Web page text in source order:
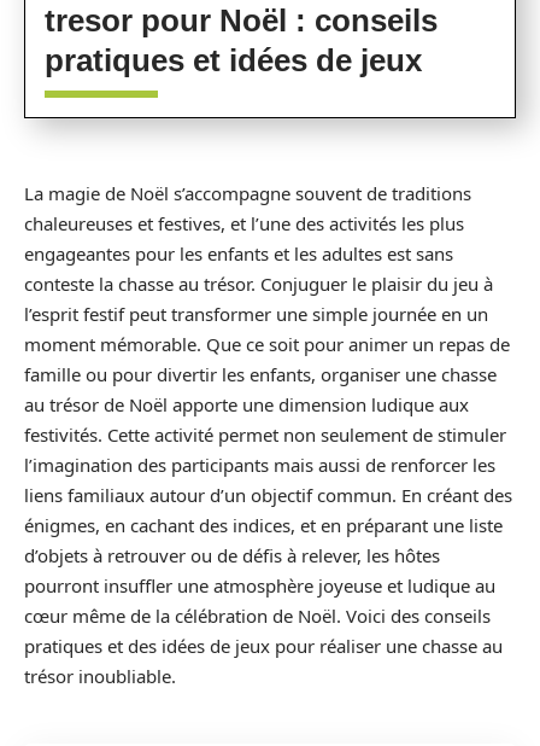
tresor pour Noël : conseils
pratiques et idées de jeux
La magie de Noël s’accompagne souvent de traditions
chaleureuses et festives, et l’une des activités les plus
engageantes pour les enfants et les adultes est sans
conteste la chasse au trésor. Conjuguer le plaisir du jeu à
l’esprit festif peut transformer une simple journée en un
moment mémorable. Que ce soit pour animer un repas de
famille ou pour divertir les enfants, organiser une chasse
au trésor de Noël apporte une dimension ludique aux
festivités. Cette activité permet non seulement de stimuler
l’imagination des participants mais aussi de renforcer les
liens familiaux autour d’un objectif commun. En créant des
énigmes, en cachant des indices, et en préparant une liste
d’objets à retrouver ou de défis à relever, les hôtes
pourront insuffler une atmosphère joyeuse et ludique au
cœur même de la célébration de Noël. Voici des conseils
pratiques et des idées de jeux pour réaliser une chasse au
trésor inoubliable.